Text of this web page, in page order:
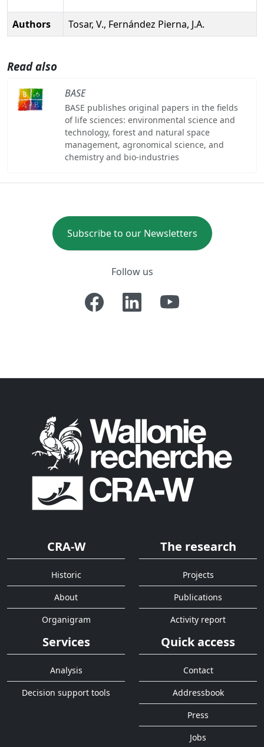
Authors Tosar, V., Fernández Pierna, J.A.
Read also
BASE
BASE publishes original papers in the fields
of life sciences: environmental science and
technology, forest and natural space
management, agronomical science, and
chemistry and bio-industries
Subscribe to our Newsletters
Follow us
CRA-W
Historic
About
Organigram
The research
Projects
Publications
Activity report
Services
Analysis
Decision support tools
Quick access
Contact
Addressbook
Press
Jobs